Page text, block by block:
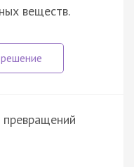
веществ.